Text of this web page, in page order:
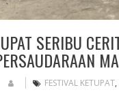
SERIBU
FESTIVAL KETUPAT,